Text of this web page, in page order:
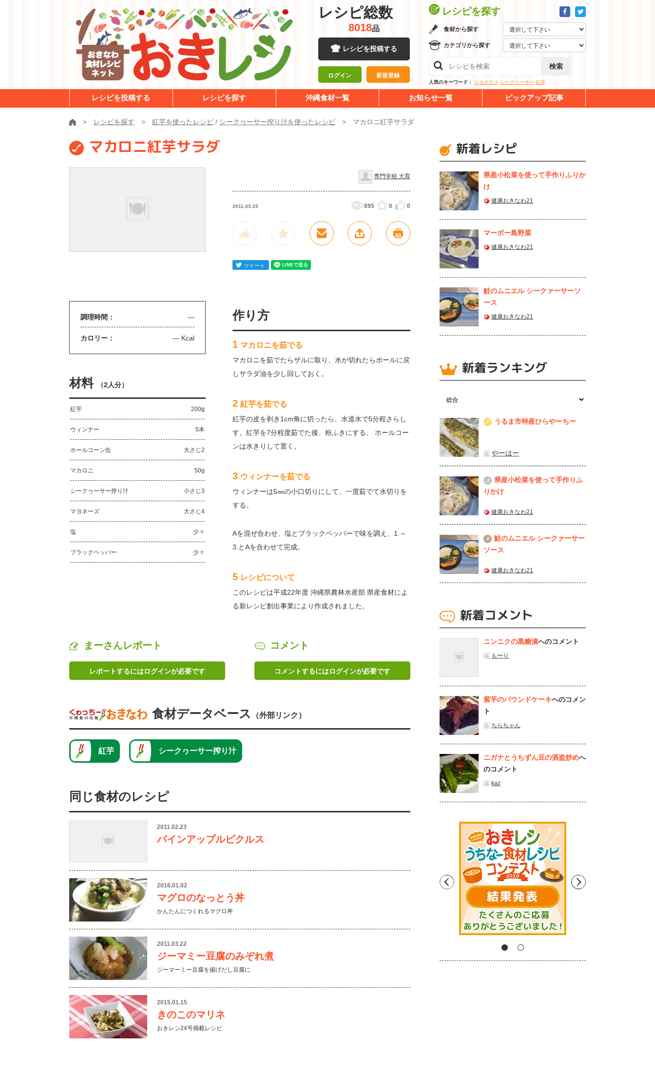
レシピ総数
8018品
レシピを投稿する
ログイン 新規登録
レシピを探す
食材から探す
カテゴリから探す
検索
人気のキーワード： シカクマメ シークヮーサー 紅芋
レシピを投稿する レシピを探す 沖縄食材一覧 お知らせ一覧 ピックアップ記事
レシピを探す 紅芋を使ったレシピ / シークヮーサー搾り汁を使ったレシピ マカロニ紅芋サラダ
マカロニ紅芋サラダ
専門学校 大育
2011.03.25 895 0 0
調理時間： —
カロリー： — Kcal
材料 （2人分）
紅芋 200g
ウィンナー 5本
ホールコーン缶 大さじ2
マカロニ 50g
シークヮーサー搾り汁 小さじ3
マヨネーズ 大さじ4
塩 少々
ブラックペッパー 少々
作り方
1 マカロニを茹でる
マカロニを茹でたらザルに取り、水が切れたらボールに戻
しサラダ油を少し回しておく。
2 紅芋を茹でる
紅芋の皮を剥き1cm角に切ったら、水道水で5分程さらし
す。紅芋を7分程度茹でた後、粉ふきにする。 ホールコー
ンは水きりして置く。
3 ウィンナーを茹でる
ウィンナーは5㎜の小口切りにして、一度茹でて水切りを
する。
Aを混ぜ合わせ、塩とブラックペッパーで味を調え、1.～
3.とAを合わせて完成。
5 レシピについて
このレシピは平成22年度 沖縄県農林水産部 県産食材によ
る新レシピ創出事業により作成されました。
まーさんレポート
レポートするにはログインが必要です
コメント
コメントするにはログインが必要です
食材データベース （外部リンク）
紅芋 シークヮーサー搾り汁
同じ食材のレシピ
2011.02.23
パインアップルピクルス
2016.01.02
マグロのなっとう丼
かんたんにつくれるマグロ丼
2011.03.22
ジーマミー豆腐のみぞれ煮
ジーマーミー豆腐を揚げだし豆腐に
2015.01.15
きのこのマリネ
おきレシ24号掲載レシピ
新着レシピ
県産⼩松菜を使って⼿作りふりか
け
健康おきなわ21
マーボー島野菜
健康おきなわ21
鮭のムニエル シークァーサーソ
ース
健康おきなわ21
新着ランキング
1 うるま市特産ひらやーちー
やーはー
2
県産⼩松菜を使って⼿作りふ
りかけ
健康おきなわ21
3
鮭のムニエル シークァーサー
ソース
健康おきなわ21
新着コメント
ニンニクの黒糖漬へのコメント
も〜り
紫芋のパウンドケーキへのコメン
ト
ちらちゃん
ニガナとうちずん豆の酒盗炒めへ
のコメント
kaz